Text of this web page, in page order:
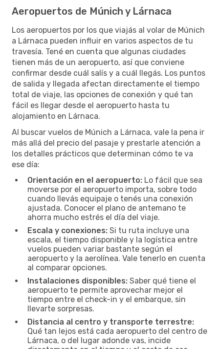
Aeropuertos de Múnich y Lárnaca
Los aeropuertos por los que viajás al volar de Múnich
a Lárnaca pueden influir en varios aspectos de tu
travesía. Tené en cuenta que algunas ciudades
tienen más de un aeropuerto, así que conviene
confirmar desde cuál salís y a cuál llegás. Los puntos
de salida y llegada afectan directamente el tiempo
total de viaje, las opciones de conexión y qué tan
fácil es llegar desde el aeropuerto hasta tu
alojamiento en Lárnaca.
Al buscar vuelos de Múnich a Lárnaca, vale la pena ir
más allá del precio del pasaje y prestarle atención a
los detalles prácticos que determinan cómo te va
ese día:
Orientación en el aeropuerto: Lo fácil que sea
moverse por el aeropuerto importa, sobre todo
cuando llevás equipaje o tenés una conexión
ajustada. Conocer el plano de antemano te
ahorra mucho estrés el día del viaje.
Escala y conexiones: Si tu ruta incluye una
escala, el tiempo disponible y la logística entre
vuelos pueden variar bastante según el
aeropuerto y la aerolínea. Vale tenerlo en cuenta
al comparar opciones.
Instalaciones disponibles: Saber qué tiene el
aeropuerto te permite aprovechar mejor el
tiempo entre el check-in y el embarque, sin
llevarte sorpresas.
Distancia al centro y transporte terrestre:
Qué tan lejos está cada aeropuerto del centro de
Lárnaca, o del lugar adonde vas, incide